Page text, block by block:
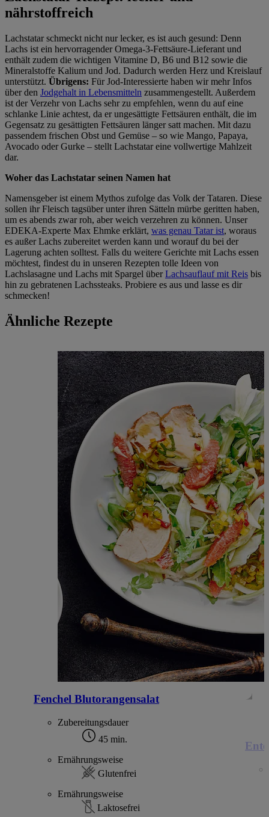
nährstoffreich
Lachstatar schmeckt nicht nur lecker, es ist auch gesund: Denn
Lachs ist ein hervorragender Omega-3-Fettsäure-Lieferant und
enthält zudem die wichtigen Vitamine D, B6 und B12 sowie die
Mineralstoffe Kalium und Jod. Dadurch werden Herz und Kreislauf
unterstützt. Übrigens: Für Jod-Interessierte haben wir mehr Infos
über den Jodgehalt in Lebensmitteln zusammengestellt. Außerdem
ist der Verzehr von Lachs sehr zu empfehlen, wenn du auf eine
schlanke Linie achtest, da er ungesättigte Fettsäuren enthält, die im
Gegensatz zu gesättigten Fettsäuren länger satt machen. Mit dazu
passendem frischen Obst und Gemüse – so wie Mango, Papaya,
Avocado oder Gurke – stellt Lachstatar eine vollwertige Mahlzeit
dar.
Woher das Lachstatar seinen Namen hat
Namensgeber ist einem Mythos zufolge das Volk der Tataren. Diese
sollen ihr Fleisch tagsüber unter ihren Sätteln mürbe geritten haben,
um es abends zwar roh, aber weich verzehren zu können. Unser
EDEKA-Experte Max Ehmke erklärt, was genau Tatar ist, woraus
es außer Lachs zubereitet werden kann und worauf du bei der
Lagerung achten solltest. Falls du weitere Gerichte mit Lachs essen
möchtest, findest du in unseren Rezepten tolle Ideen von
Lachslasagne und Lachs mit Spargel überLachsauflauf mit Reis bis
hin zu gebratenen Lachssteaks. Probiere es aus und lasse es dir
schmecken!
Ähnliche Rezepte
Fenchel Blutorangensalat
Zubereitungsdauer
45 min.
Ernährungsweise
Glutenfrei
Ernährungsweise
Laktosefrei